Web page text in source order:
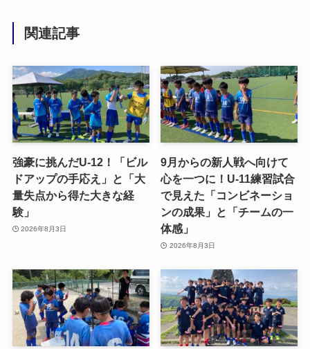
関連記事
強豪に挑んだU-12！「ビル
ドアップの手応え」と「大
量失点から得た大きな経
験」
2026年8月3日
9月からの新人戦へ向けて
心を一つに！U-11練習試合
で見えた「コンビネーショ
ンの成果」と「チームの一
体感」
2026年8月3日